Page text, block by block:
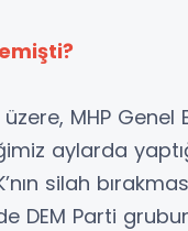
MHP Genel
aylarda
silah
DEM Parti